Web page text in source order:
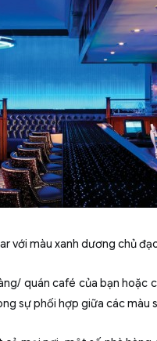
với màu xanh dương chủ
quán café của bạn hoặc
sự phối hợp giữa các màu